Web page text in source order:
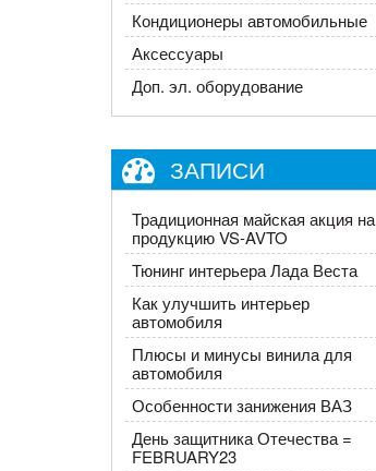
Кондиционеры автомобильные
Аксессуары
Доп. эл. оборудование
ЗАПИСИ
Традиционная майская акция на
продукцию VS-AVTO
Тюнинг интерьера Лада Веста
Как улучшить интерьер
автомобиля
Плюсы и минусы винила для
автомобиля
Особенности занижения ВАЗ
День защитника Отечества =
FEBRUARY23